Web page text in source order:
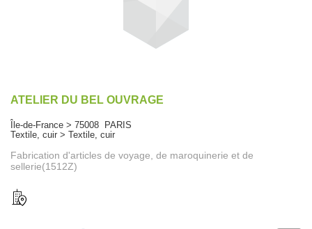
ATELIER DU BEL OUVRAGE
Île-de-France > 75008 PARIS
Textile, cuir > Textile, cuir
Fabrication d'articles de voyage, de maroquinerie et de
sellerie(1512Z)